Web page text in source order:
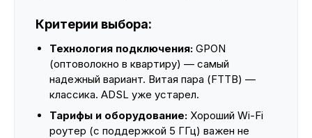
Критерии выбора:
Технология подключения: GPON
(оптоволокно в квартиру) — самый
надежный вариант. Витая пара (FTTB) —
классика. ADSL уже устарел.
Тарифы и оборудование: Хороший Wi-Fi
роутер (с поддержкой 5 ГГц) важен не